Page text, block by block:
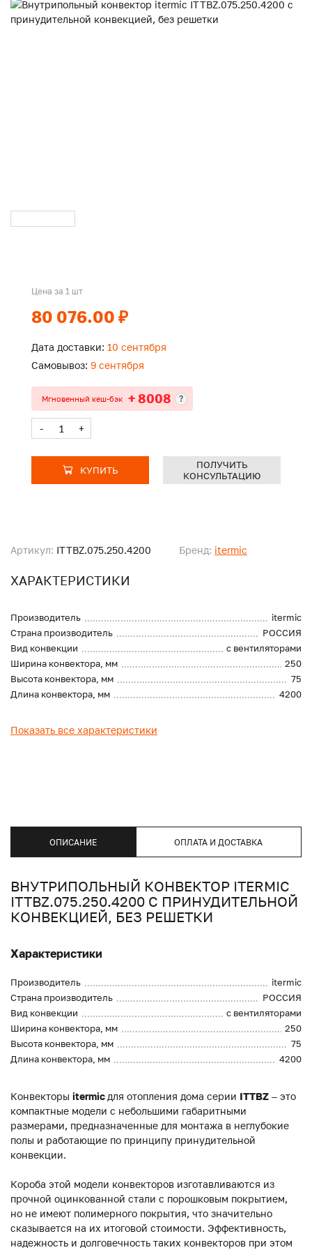
Артикул: ITTBZ.075.250.4200 Бренд: itermic
ХАРАКТЕРИСТИКИ
Производитель
itermic
Страна производитель
РОССИЯ
Вид конвекции
с вентиляторами
Ширина конвектора, мм
250
Высота конвектора, мм
75
Длина конвектора, мм
4200
Показать все характеристики
Цена за 1 шт
80 076.00 ₽
Дата доставки: 10 сентября
Самовывоз: 9 сентября
Мгновенный кеш-бэк + 8008 ?
- +
КУПИТЬ
ПОЛУЧИТЬ
КОНСУЛЬТАЦИЮ
ОПИСАНИЕ ОПЛАТА И ДОСТАВКА
ВНУТРИПОЛЬНЫЙ КОНВЕКТОР ITERMIC
ITTBZ.075.250.4200 С ПРИНУДИТЕЛЬНОЙ
КОНВЕКЦИЕЙ, БЕЗ РЕШЕТКИ
Характеристики
Производитель
itermic
Страна производитель
РОССИЯ
Вид конвекции
с вентиляторами
Ширина конвектора, мм
250
Высота конвектора, мм
75
Длина конвектора, мм
4200
Конвекторы itermic для отопления дома серии ITTBZ – это
компактные модели с небольшими габаритными
размерами, предназначенные для монтажа в неглубокие
полы и работающие по принципу принудительной
конвекции.
Короба этой модели конвекторов изготавливаются из
прочной оцинкованной стали с порошковым покрытием,
но не имеют полимерного покрытия, что значительно
сказывается на их итоговой стоимости. Эффективность,
надежность и долговечность таких конвекторов при этом